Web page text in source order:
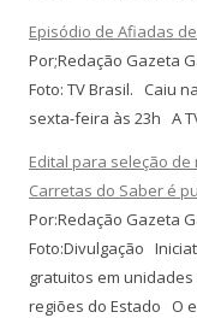
Episódio de Afiadas
Por;Redação Gazeta
Foto: TV Brasil. Caiu
sexta-feira às 23h A
Edital para seleção
Carretas do Saber é
Por:Redação Gazeta
Foto:Divulgação
gratuitos em
regiões do Estado O